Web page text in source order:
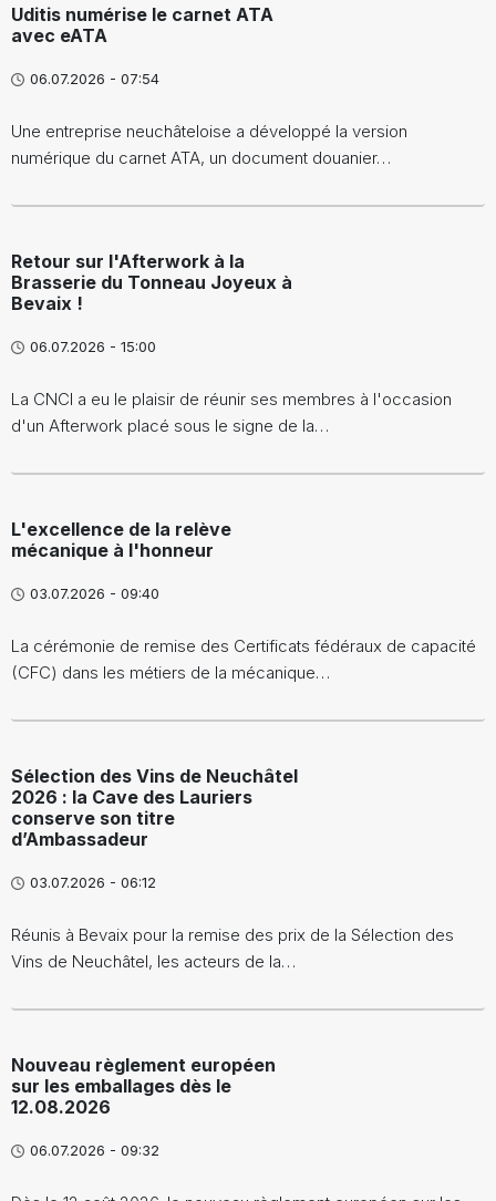
Uditis numérise le carnet ATA
avec eATA
06.07.2026 - 07:54
Une entreprise neuchâteloise a développé la version
numérique du carnet ATA, un document douanier…
Retour sur l'Afterwork à la
Brasserie du Tonneau Joyeux à
Bevaix !
06.07.2026 - 15:00
La CNCI a eu le plaisir de réunir ses membres à l'occasion
d'un Afterwork placé sous le signe de la…
L'excellence de la relève
mécanique à l'honneur
03.07.2026 - 09:40
La cérémonie de remise des Certificats fédéraux de capacité
(CFC) dans les métiers de la mécanique…
Sélection des Vins de Neuchâtel
2026 : la Cave des Lauriers
conserve son titre
d’Ambassadeur
03.07.2026 - 06:12
Réunis à Bevaix pour la remise des prix de la Sélection des
Vins de Neuchâtel, les acteurs de la…
Nouveau règlement européen
sur les emballages dès le
12.08.2026
06.07.2026 - 09:32